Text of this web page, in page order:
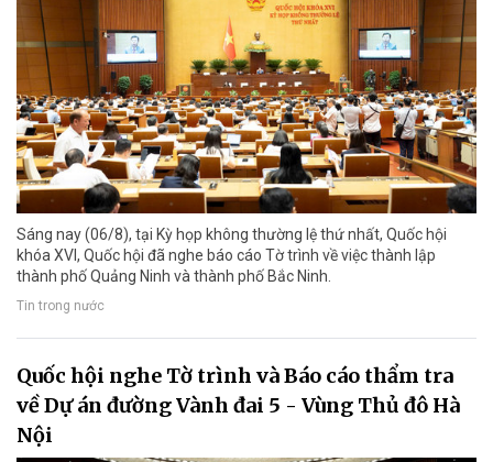
Sáng nay (06/8), tại Kỳ họp không thường lệ thứ nhất, Quốc hội
khóa XVI, Quốc hội đã nghe báo cáo Tờ trình về việc thành lập
thành phố Quảng Ninh và thành phố Bắc Ninh.
Tin trong nước
Quốc hội nghe Tờ trình và Báo cáo thẩm tra
về Dự án đường Vành đai 5 - Vùng Thủ đô Hà
Nội